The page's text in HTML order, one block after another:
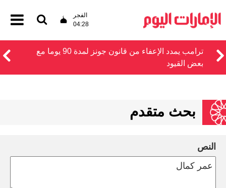
الفجر
04:28
ترامب يمدد الإعفاء من قانون جونز لمدة 90 يوما مع
بعض القيود
بحث متقدم
النص